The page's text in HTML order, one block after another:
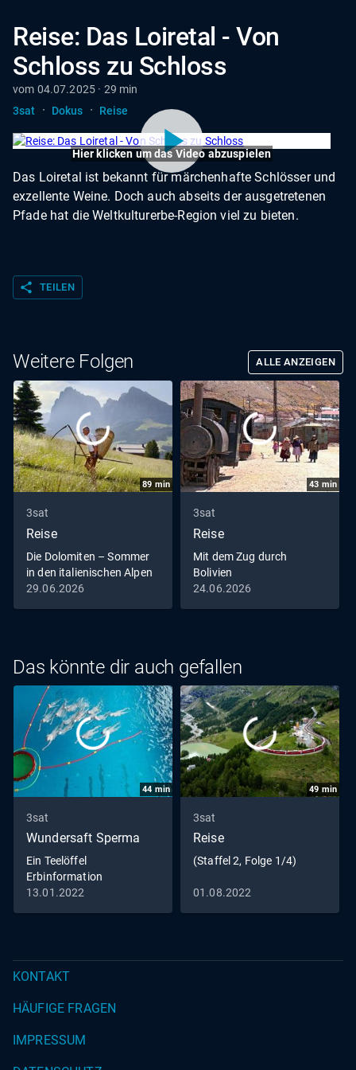
Reise: Das Loiretal - Von
Schloss zu Schloss
vom 04.07.2025 · 29 min
3sat
· Dokus · Reise
Hier klicken um das Video abzuspielen
Das Loiretal ist bekannt für märchenhafte Schlösser und
exzellente Weine. Doch auch abseits der ausgetretenen
Pfade hat die Weltkulturerbe-Region viel zu bieten.
share TEILEN
Weitere Folgen ALLE ANZEIGEN
89 min
3sat
Reise
Die Dolomiten – Sommer
in den italienischen Alpen
29.06.2026
43 min
3sat
Reise
Mit dem Zug durch
Bolivien
24.06.2026
Das könnte dir auch gefallen
44 min
3sat
Wundersaft Sperma
Ein Teelöffel
Erbinformation
13.01.2022
49 min
3sat
Reise
(Staffel 2, Folge 1/4)
01.08.2022
KONTAKT
HÄUFIGE FRAGEN
IMPRESSUM